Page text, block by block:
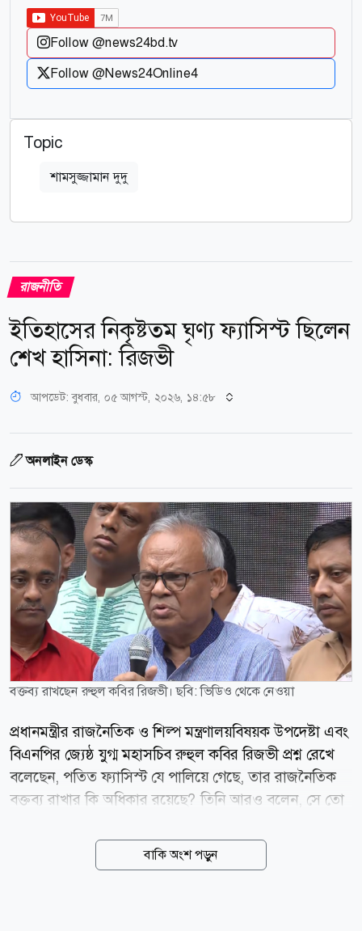
Follow @news24bd.tv
Follow @News24Online4
Topic
শামসুজ্জামান দুদু
রাজনীতি
ইতিহাসের নিকৃষ্টতম ঘৃণ্য ফ্যাসিস্ট ছিলেন
শেখ হাসিনা: রিজভী
আপডেট: বুধবার, ০৫ আগস্ট, ২০২৬, ১৪:৫৮
অনলাইন ডেস্ক
বক্তব্য রাখছেন রুহুল কবির রিজভী। ছবি: ভিডিও থেকে নেওয়া
প্রধানমন্ত্রীর রাজনৈতিক ও শিল্প মন্ত্রণালয়বিষয়ক উপদেষ্টা এবং
বিএনপির জ্যেষ্ঠ যুগ্ম মহাসচিব রুহুল কবির রিজভী প্রশ্ন রেখে
বলেছেন, পতিত ফ্যাসিস্ট যে পালিয়ে গেছে, তার রাজনৈতিক
বক্তব্য রাখার কি অধিকার রয়েছে? তিনি আরও বলেন, সে তো
রয়েছে ফাঁসি থেকে বিভিন্ন মেয়াদে। সে কি করে একটি
ইন্টারন্যাশনাল সাংবাদিকদের ফোরামে বক্তব্য রাখতে পারে?
বাকি অংশ পড়ুন